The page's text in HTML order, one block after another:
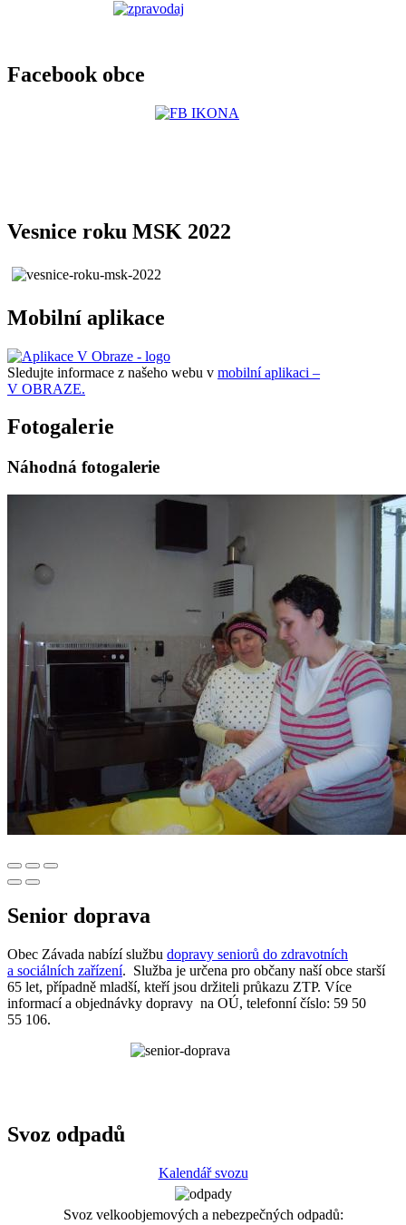
Facebook obce
Vesnice roku MSK 2022
Mobilní aplikace
Sledujte informace z našeho webu v mobilní aplikaci –
V OBRAZE.
Fotogalerie
Náhodná fotogalerie
Senior doprava
Obec Závada nabízí službu dopravy seniorů do zdravotních
a sociálních zařízení. Služba je určena pro občany naší obce starší
65 let, případně mladší, kteří jsou držiteli průkazu ZTP. Více
informací a objednávky dopravy na OÚ, telefonní číslo: 59 50
55 106.
Svoz odpadů
Kalendář svozu
Svoz velkoobjemových a nebezpečných odpadů: